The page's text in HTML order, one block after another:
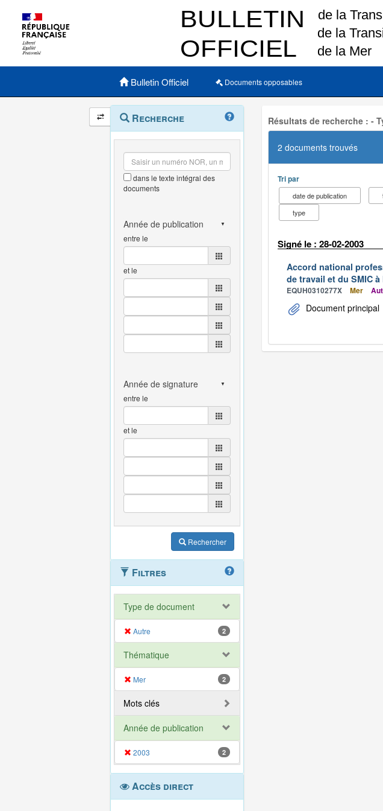
Menu principal
Bulletin Officiel Documents opposables
Navigation
et
outils
annexes
Menu
contextuel
Recherche
dans le texte intégral des
documents
entre le
et le
entre le
et le
Rechercher
Filtres
Type de document
Autre 2
Thématique
Mer 2
Mots clés
Année de publication
2003 2
Accès direct
Résultats de recherche : -
2 documents trouvés
Tri par
date de publication
type
Signé le : 28-02-2003
Accord national
de travail et du SMIC
EQUH0310277X Mer
Document principal